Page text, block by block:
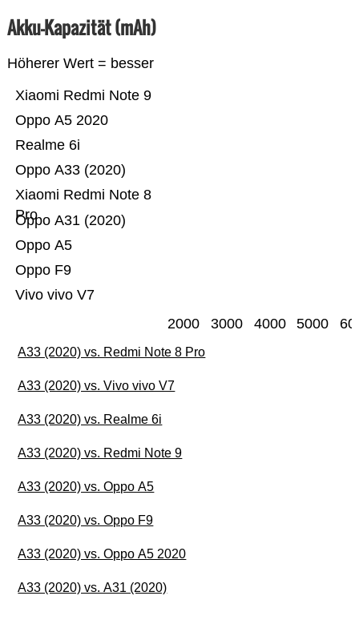
Akku-Kapazität (mAh)
Höherer Wert = besser
Vivo vivo V7
Oppo F9
Oppo A5
Oppo A31 (2020)
Xiaomi Redmi Note 8
Pro
Oppo A33 (2020)
Realme 6i
Oppo A5 2020
Xiaomi Redmi Note 9
2000 3000 4000 5000
A33 (2020) vs. Redmi Note 8 Pro
A33 (2020) vs. Vivo vivo V7
A33 (2020) vs. Realme 6i
A33 (2020) vs. Redmi Note 9
A33 (2020) vs. Oppo A5
A33 (2020) vs. Oppo F9
A33 (2020) vs. Oppo A5 2020
A33 (2020) vs. A31 (2020)